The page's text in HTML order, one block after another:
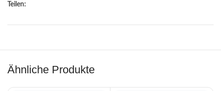
Teilen:
Ähnliche Produkte